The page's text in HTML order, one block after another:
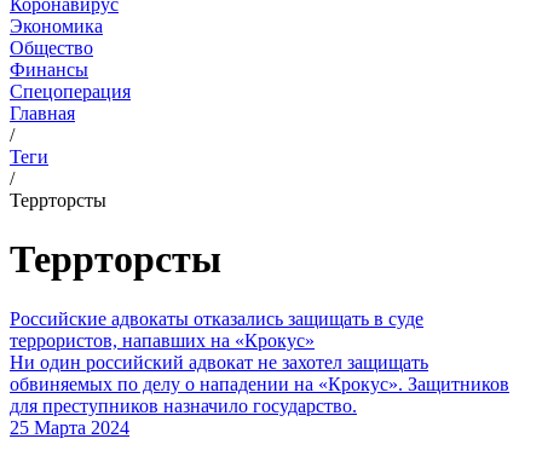
Коронавирус
Экономика
Общество
Финансы
Спецоперация
Главная
/
Теги
/
Террторсты
Террторсты
Российские адвокаты отказались защищать в суде
террористов, напавших на «Крокус»
Ни один российский адвокат не захотел защищать
обвиняемых по делу о нападении на «Крокус». Защитников
для преступников назначило государство.
25 Марта 2024